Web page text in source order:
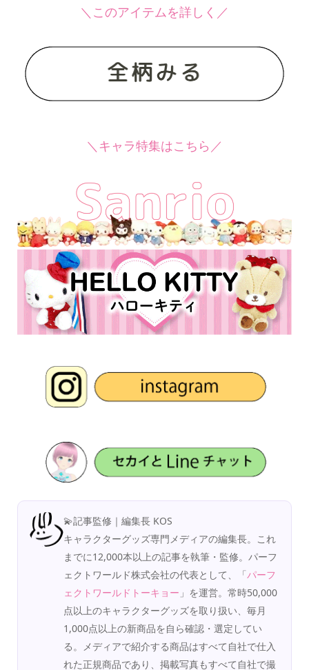
＼このアイテムを詳しく／
＼キャラ特集はこちら／
💫記事監修｜編集長 KOS
キャラクターグッズ専門メディアの編集長。これ
までに12,000本以上の記事を執筆・監修。パーフ
ェクトワールド株式会社の代表として、「パーフ
ェクトワールドトーキョー 」を運営。常時50,000
点以上のキャラクターグッズを取り扱い、毎月
1,000点以上の新商品を自ら確認・選定してい
る。メディアで紹介する商品はすべて自社で仕入
れた正規商品であり、掲載写真もすべて自社で撮